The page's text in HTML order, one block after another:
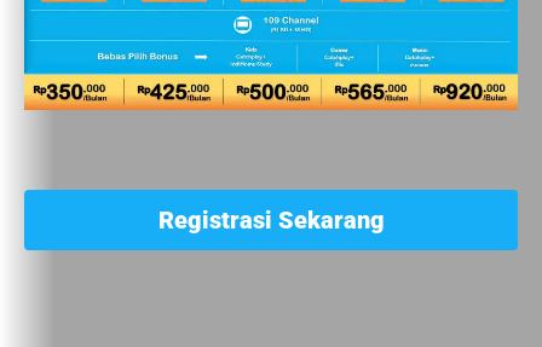
Registrasi Sekarang